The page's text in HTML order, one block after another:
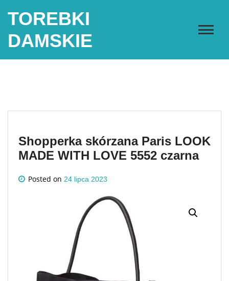
TOREBKI
DAMSKIE
Shopperka skórzana Paris LOOK
MADE WITH LOVE 5552 czarna
Posted on 24 lipca 2023